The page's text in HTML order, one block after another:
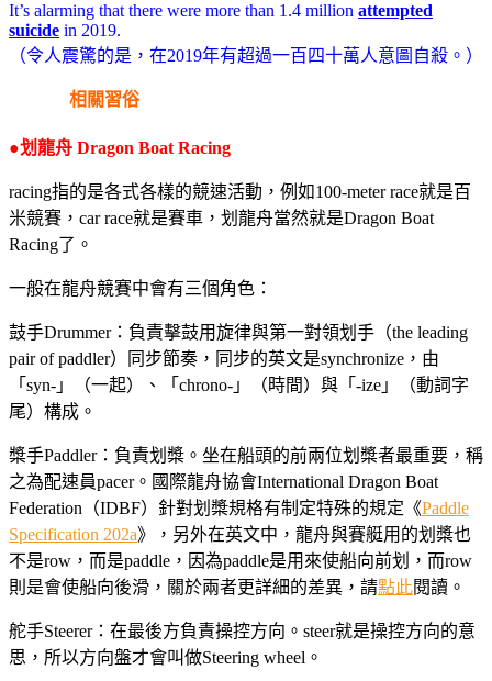
It’s alarming that there were more than 1.4 million attempted
suicide in 2019.
（令人震驚的是，在2019年有超過一百四十萬人意圖自殺。）
相關習俗
●划龍舟 Dragon Boat Racing
racing指的是各式各樣的競速活動，例如100-meter race就是百
米競賽，car race就是賽車，划龍舟當然就是Dragon Boat
Racing了。
一般在龍舟競賽中會有三個角色：
鼓手Drummer：負責擊鼓用旋律與第一對領划手（the leading
pair of paddler）同步節奏，同步的英文是synchronize，由
「syn-」（一起）、「chrono-」（時間）與「-ize」（動詞字
尾）構成。
槳手Paddler：負責划槳。坐在船頭的前兩位划槳者最重要，稱
之為配速員pacer。國際龍舟協會International Dragon Boat
Federation（IDBF）針對划槳規格有制定特殊的規定《Paddle
Specification 202a》，另外在英文中，龍舟與賽艇用的划槳也
不是row，而是paddle，因為paddle是用來使船向前划，而row
則是會使船向後滑，關於兩者更詳細的差異，請點此閱讀。
舵手Steerer：在最後方負責操控方向。steer就是操控方向的意
思，所以方向盤才會叫做Steering wheel。